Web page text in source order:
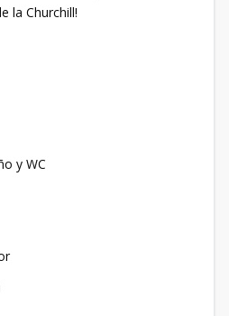
la Churchill!
y WC